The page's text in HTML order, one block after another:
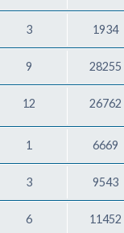
3 1934
9 28255
12 26762
1 6669
3 9543
6 11452